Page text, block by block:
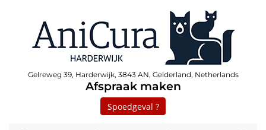
Gelreweg 39, Harderwijk, 3843 AN, Gelderland, Netherlands
Afspraak maken
Spoedgeval ?